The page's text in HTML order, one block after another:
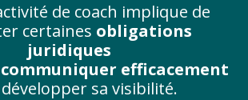
de coach implique de
certaines obligations
juridiques
communiquer efficacement
sa visibilité.